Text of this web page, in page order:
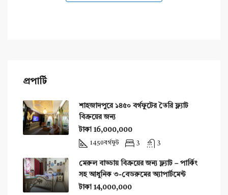
প্রপার্টি
শাহজাদপুরে ১৪৫০ বর্গফুটের তৈরি ফ্ল্যাট
বিক্রয়ের জন্য
টাকা 16,000,000
1450বর্গফুট 3 3
মেরুল বাড্ডায় বিক্রয়ের জন্য ফ্ল্যাট – পার্কিং
সহ আধুনিক ৩-বেডরুমের অ্যাপার্টমেন্ট
টাকা 14,000,000